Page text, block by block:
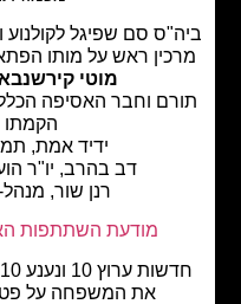
סם שפיגל לקולנוע
ראש על מותו הפתאומי
מוטי קירשנבאום ז"ל
וחבר האסיפה הכללית של
ידיד אמת, תמיד נכון
דב בהרב, יו"ר הועד
רנן שור, מנהל-מייסד
מודעת השתתפות הארץ 27.9.15
חדשות ערוץ 10
את המשפחה על פטירתל